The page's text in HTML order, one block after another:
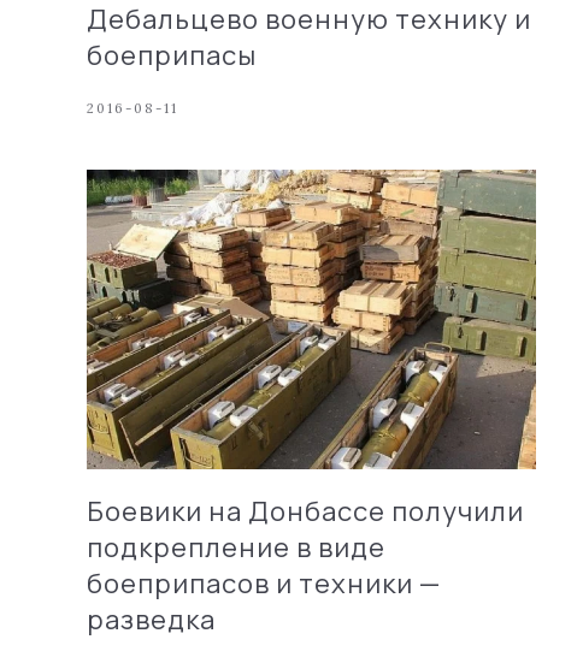
Дебальцево военную технику и
боеприпасы
2016-08-11
Боевики на Донбассе получили
подкрепление в виде
боеприпасов и техники —
разведка